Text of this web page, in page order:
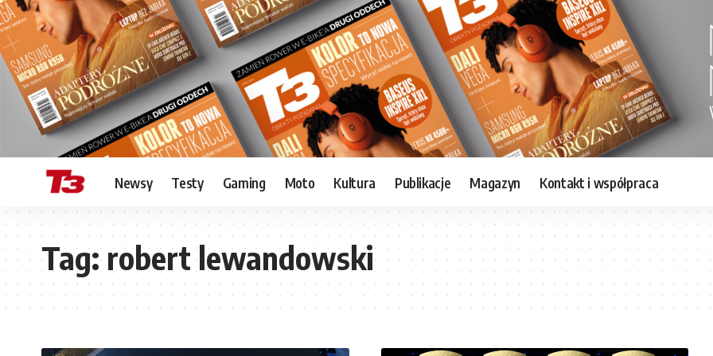
Newsy Testy Gaming Moto Kultura Publikacje Magazyn Kontakt i współpraca
Tag:robert lewandowski